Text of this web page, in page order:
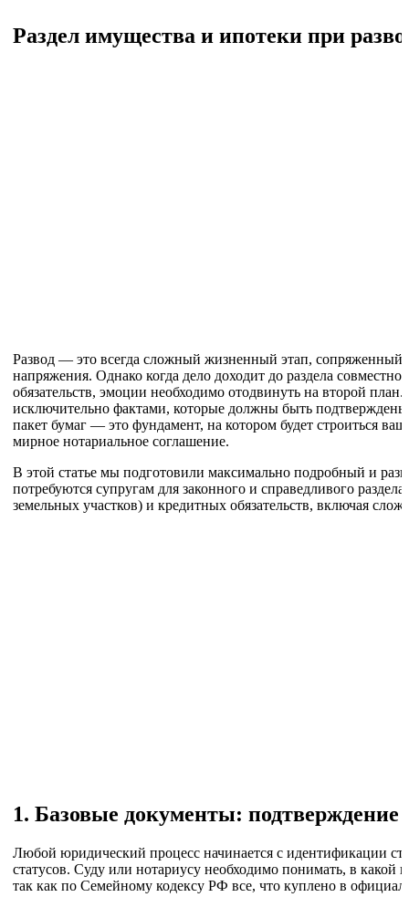
Раздел имущества и ипотеки при
Развод — это всегда сложный жизненный этап, сопряженный
напряжения. Однако когда дело доходит до раздела
обязательств, эмоции необходимо отодвинуть на второй
исключительно фактами, которые должны быть
пакет бумаг — это фундамент, на котором будет строиться
мирное нотариальное соглашение.
В этой статье мы подготовили максимально подробный и
потребуются супругам для законного и справедливого
земельных участков) и кредитных обязательств, включая
1. Базовые документы: подтверждение
Любой юридический процесс начинается с идентификации
статусов. Суду или нотариусу необходимо понимать, в какой
так как по Семейному кодексу РФ все, что куплено в